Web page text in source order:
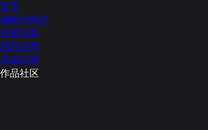
首页
编程大闯关
免费课程
精品课程
系统课程
作品社区